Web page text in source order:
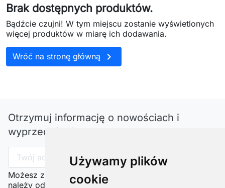
Używamy plików
cookie
Brak dostępnych produktów.
Bądźcie czujni! W tym miejscu zostanie wyświetlonych
więcej produktów w miarę ich dodawania.
Wróć na stronę główną 
Otrzymuj informację o nowościach i
wyprzedażach
Możesz zrezygnować w każdej chwili. W tym celu
należy odnaleźć szczegóły w naszej informacji